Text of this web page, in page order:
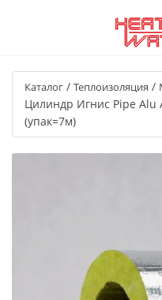
Каталог / Теплоизоляция /
Цилиндр Игнис Pipe Alu
(упак=7м)